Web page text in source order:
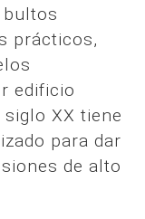
prácticos,
edificio
XX tiene
para dar
de alto